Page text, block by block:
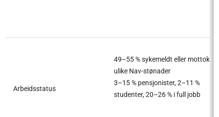
Arbeidsstatus
49–55 % sykemeldt eller mottok
ulike Nav-stønader
3–15 % pensjonister, 2–11 %
studenter, 20–26 % i full jobb